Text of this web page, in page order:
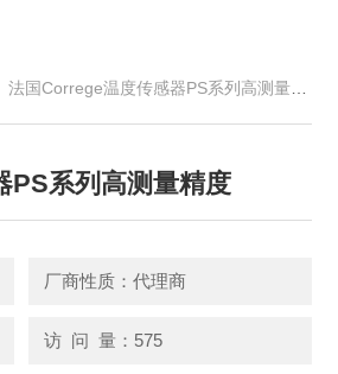
法国Correge温度传感器PS系列高测量精度
PS系列高测量精度
厂商性质：代理商
访 问 量：575